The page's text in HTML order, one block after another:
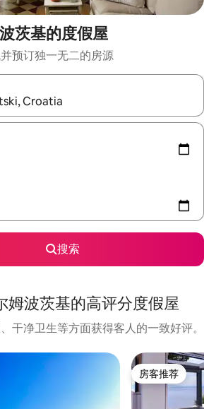
茨基的度假屋
预订独一无二的房源
使用上下方向键查看，或通过点击或滑动手势
搜索
姆波茨基的高评分度假屋
干净卫生等方面获得客人的一致好评。
房客推荐
房客推荐